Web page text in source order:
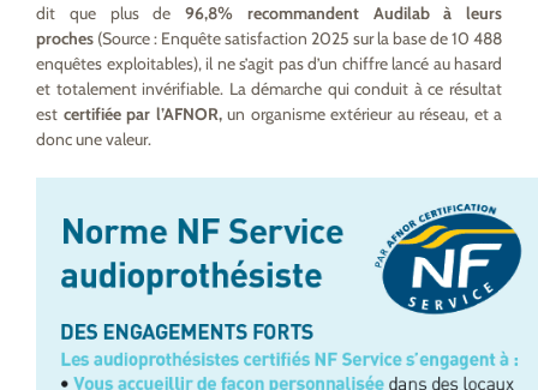
dit que plus de 96,8% recommandent Audilab à leurs
proches (Source : Enquête satisfaction 2025 sur la base de 10 488
enquêtes exploitables), il ne s’agit pas d’un chiffre lancé au hasard
et totalement invérifiable. La démarche qui conduit à ce résultat
est certifiée par l’AFNOR,un organisme extérieur au réseau, et a
donc une valeur.